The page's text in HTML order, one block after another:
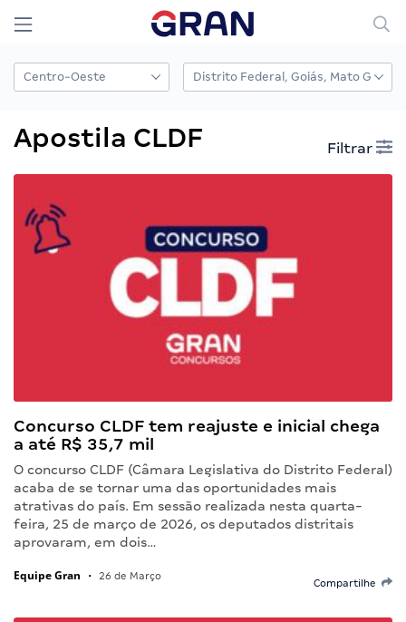
Apostila CLDF Filtrar
Concurso CLDF tem reajuste e inicial chega
a até R$ 35,7 mil
O concurso CLDF (Câmara Legislativa do Distrito Federal)
acaba de se tornar uma das oportunidades mais
atrativas do país. Em sessão realizada nesta quarta-
feira, 25 de março de 2026, os deputados distritais
aprovaram, em dois…
Equipe Gran • 26 de Março
Compartilhe